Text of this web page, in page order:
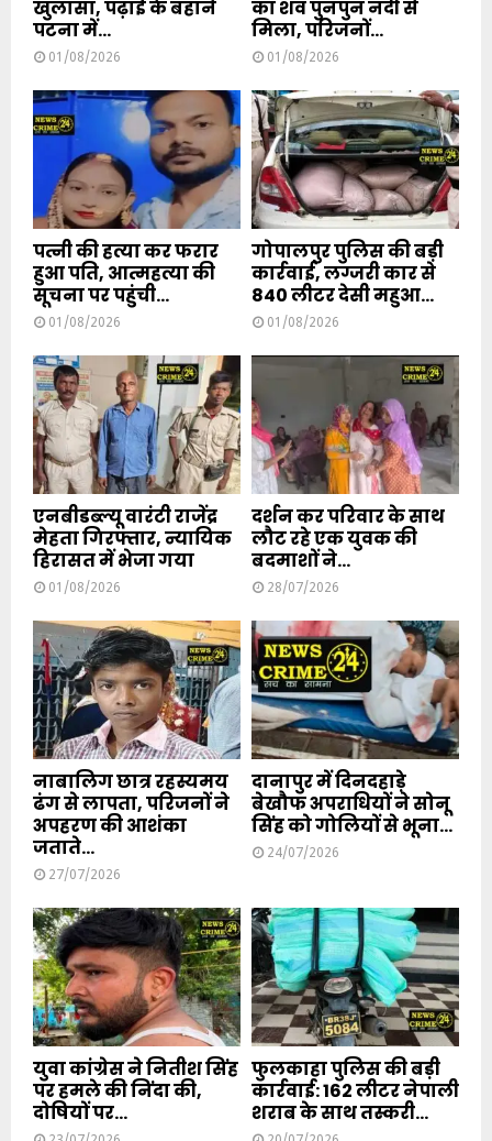
खुलासा, पढ़ाई के बहाने
पटना में...
01/08/2026
का शव पुनपुन नदी से
मिला, परिजनों...
01/08/2026
पत्नी की हत्या कर फरार
हुआ पति, आत्महत्या की
सूचना पर पहुंची...
01/08/2026
गोपालपुर पुलिस की बड़ी
कार्रवाई, लग्जरी कार से
840 लीटर देसी महुआ...
01/08/2026
एनबीडब्ल्यू वारंटी राजेंद्र
मेहता गिरफ्तार, न्यायिक
हिरासत में भेजा गया
01/08/2026
दर्शन कर परिवार के साथ
लौट रहे एक युवक की
बदमाशों ने...
28/07/2026
नाबालिग छात्र रहस्यमय
ढंग से लापता, परिजनों ने
अपहरण की आशंका
जताते...
27/07/2026
दानापुर में दिनदहाड़े
बेखौफ अपराधियों ने सोनू
सिंह को गोलियों से भूना...
24/07/2026
युवा कांग्रेस ने नितीश सिंह
पर हमले की निंदा की,
दोषियों पर...
फुलकाहा पुलिस की बड़ी
कार्रवाई: 162 लीटर नेपाली
शराब के साथ तस्करी...